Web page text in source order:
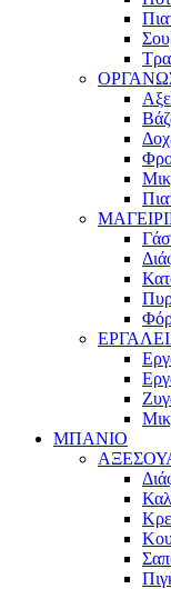
ΜΠΑΝΙΟ